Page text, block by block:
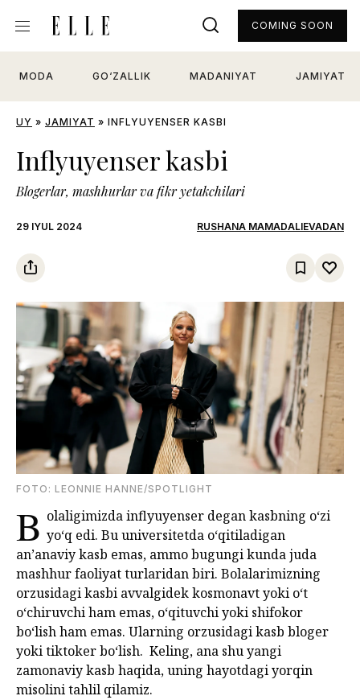
MODA GO‘ZALLIK MADANIYAT JAMIYAT
COMING SOON
UY » JAMIYAT » INFLYUYENSER KASBI
Inflyuyenser kasbi
Blogerlar, mashhurlar va fikr yetakchilari
29 IYUL 2024 RUSHANA MAMADALIEVADAN
FOTO: LEONNIE HANNE/SPOTLIGHT
B olaligimizda inflyuyenser degan kasbning o‘zi
yo‘q edi. Bu universitetda o‘qitiladigan
an’anaviy kasb emas, ammo bugungi kunda juda
mashhur faoliyat turlaridan biri. Bolalarimizning
orzusidagi kasbi avvalgidek kosmonavt yoki o‘t
o‘chiruvchi ham emas, o‘qituvchi yoki shifokor
bo‘lish ham emas. Ularning orzusidagi kasb bloger
yoki tiktoker bo‘lish. Keling, ana shu yangi
zamonaviy kasb haqida, uning hayotdagi yorqin
misolini tahlil qilamiz.